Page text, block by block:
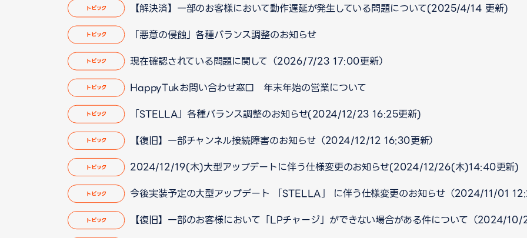
トピック 【解決済】一部のお客様において動作遅延が発生している問題について(2025/4/14 更新)
トピック 「悪意の侵蝕」各種バランス調整のお知らせ
トピック 現在確認されている問題に関して（2026/7/23 17:00更新）
トピック HappyTukお問い合わせ窓口 年末年始の営業について
トピック 「STELLA」各種バランス調整のお知らせ(2024/12/23 16:25更新)
トピック 【復旧】一部チャンネル接続障害のお知らせ（2024/12/12 16:30更新）
トピック 2024/12/19(木)大型アップデートに伴う仕様変更のお知らせ(2024/12/26(木)14:40更新)
トピック 今後実装予定の大型アップデート 「STELLA」 に伴う仕様変更のお知らせ（2024/11/01
トピック 【復旧】一部のお客様において「LPチャージ」ができない場合がある件について（2024/